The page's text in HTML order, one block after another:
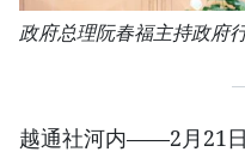
政府总理阮春福主持政府
越通社河内——2月21